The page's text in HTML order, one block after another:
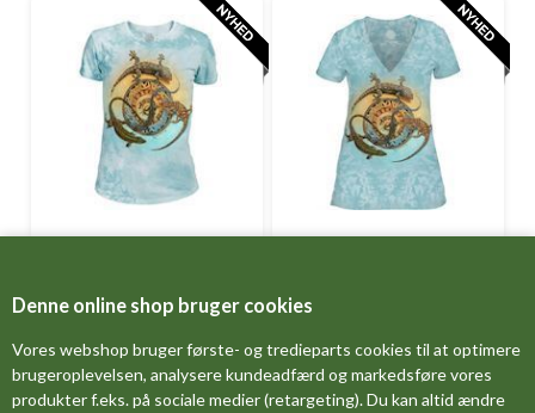
Denne online shop bruger cookies
Vores webshop bruger første- og tredieparts cookies til at optimere
brugeroplevelsen, analysere kundeadfærd og markedsføre vores
produkter f.eks. på sociale medier (retargeting). Du kan altid ændre
FraDKK 419,00